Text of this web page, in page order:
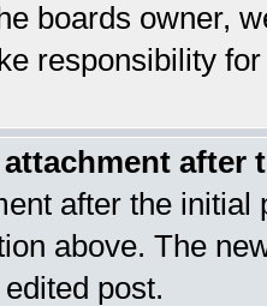
boards owner,
responsibility
attachment after
after the
above. The
post.